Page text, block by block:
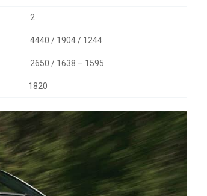
2
4440 / 1904 / 1244
2650 / 1638 – 1595
1820